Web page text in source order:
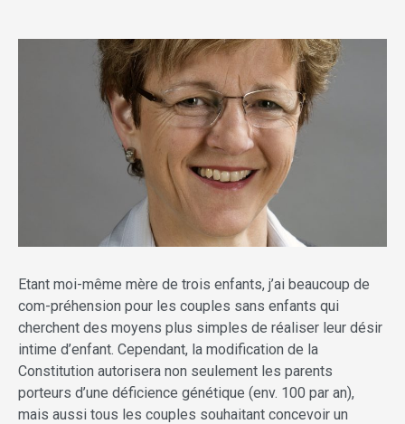
Etant moi-même mère de trois enfants, j’ai beaucoup de
com-préhension pour les couples sans enfants qui
cherchent des moyens plus simples de réaliser leur désir
intime d’enfant. Cependant, la modification de la
Constitution autorisera non seulement les parents
porteurs d’une déficience génétique (env. 100 par an),
mais aussi tous les couples souhaitant concevoir un